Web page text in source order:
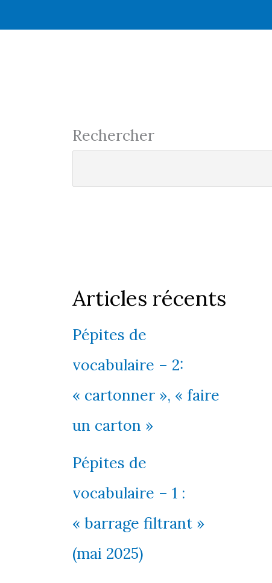
Rechercher
Articles récents
Pépites de
vocabulaire – 2:
« cartonner », « faire
un carton »
Pépites de
vocabulaire – 1 :
« barrage filtrant »
(mai 2025)